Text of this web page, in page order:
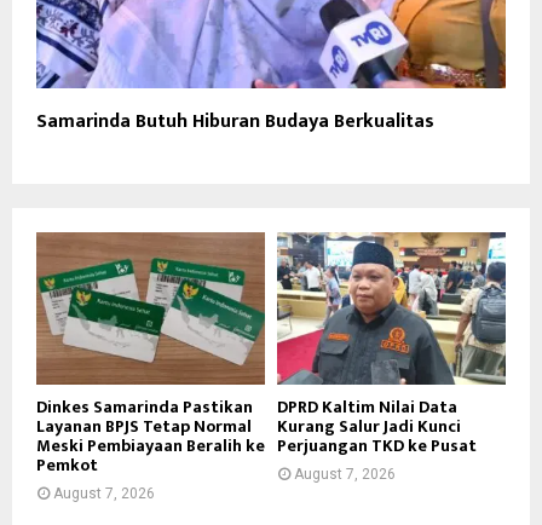
Samarinda Butuh Hiburan Budaya Berkualitas
Dinkes Samarinda Pastikan
Layanan BPJS Tetap Normal
Meski Pembiayaan Beralih ke
Pemkot
August 7, 2026
DPRD Kaltim Nilai Data
Kurang Salur Jadi Kunci
Perjuangan TKD ke Pusat
August 7, 2026